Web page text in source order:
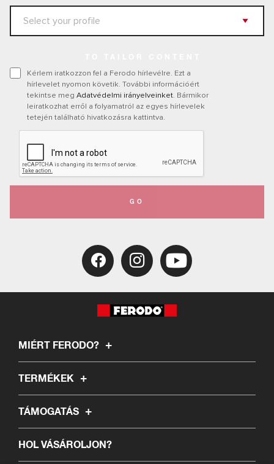
Kérlem iratkozzon fel a Ferodo hírlevélre. Ezt a
hírlevelet nyomon követik. További információért
tekintse meg Adatvédelmi irányelveinket. Bármikor
leiratkozhat erről a folyamatról az egyes hírlevelek
tetején található hivatkozásra kattintva.
GO
MIÉRT FERODO?
TERMÉKEK
TÁMOGATÁS
HOL VÁSÁROLJON?